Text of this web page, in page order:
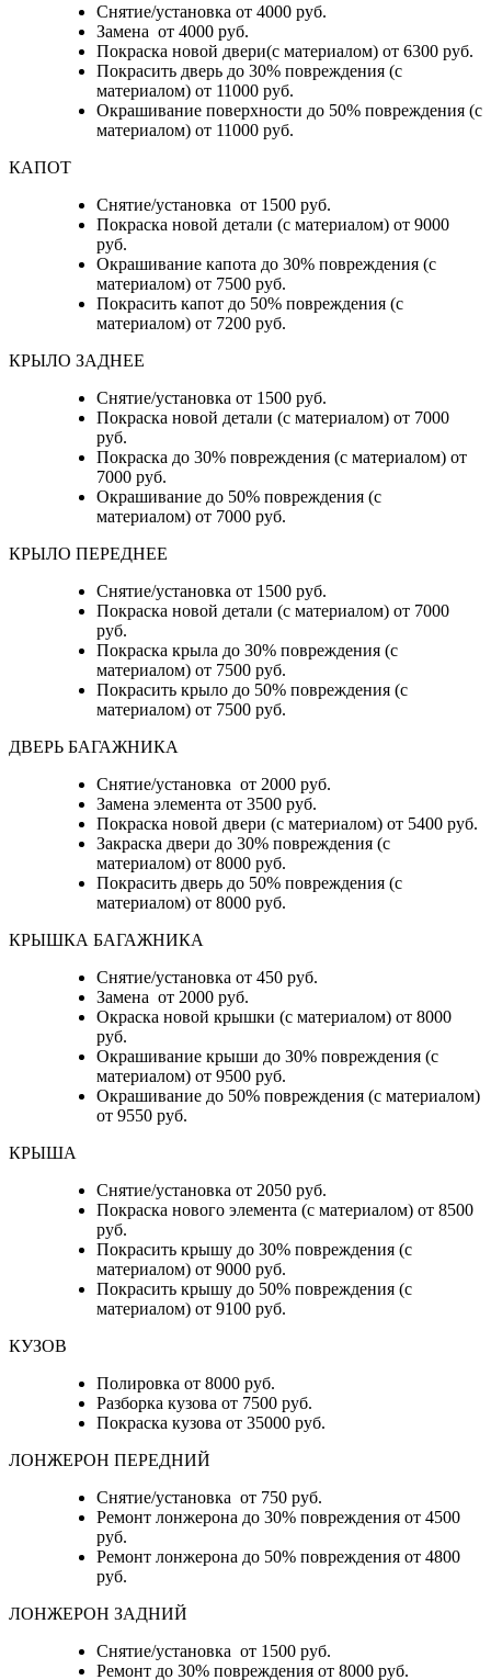
Снятие/установка от 4000 руб.
Замена от 4000 руб.
Покраска новой двери(с материалом) от 6300 руб.
Покрасить дверь до 30% повреждения (с
материалом) от 11000 руб.
Окрашивание поверхности до 50% повреждения (с
материалом) от 11000 руб.
КАПОТ
Снятие/установка от 1500 руб.
Покраска новой детали (с материалом) от 9000
руб.
Окрашивание капота до 30% повреждения (с
материалом) от 7500 руб.
Покрасить капот до 50% повреждения (с
материалом) от 7200 руб.
КРЫЛО ЗАДНЕЕ
Снятие/установка от 1500 руб.
Покраска новой детали (с материалом) от 7000
руб.
Покраска до 30% повреждения (с материалом) от
7000 руб.
Окрашивание до 50% повреждения (с
материалом) от 7000 руб.
КРЫЛО ПЕРЕДНЕЕ
Снятие/установка от 1500 руб.
Покраска новой детали (с материалом) от 7000
руб.
Покраска крыла до 30% повреждения (с
материалом) от 7500 руб.
Покрасить крыло до 50% повреждения (с
материалом) от 7500 руб.
ДВЕРЬ БАГАЖНИКА
Снятие/установка от 2000 руб.
Замена элемента от 3500 руб.
Покраска новой двери (с материалом) от 5400 руб.
Закраска двери до 30% повреждения (с
материалом) от 8000 руб.
Покрасить дверь до 50% повреждения (с
материалом) от 8000 руб.
КРЫШКА БАГАЖНИКА
Снятие/установка от 450 руб.
Замена от 2000 руб.
Окраска новой крышки (с материалом) от 8000
руб.
Окрашивание крыши до 30% повреждения (с
материалом) от 9500 руб.
Окрашивание до 50% повреждения (с материалом)
от 9550 руб.
КРЫША
Снятие/установка от 2050 руб.
Покраска нового элемента (с материалом) от 8500
руб.
Покрасить крышу до 30% повреждения (с
материалом) от 9000 руб.
Покрасить крышу до 50% повреждения (с
материалом) от 9100 руб.
КУЗОВ
Полировка от 8000 руб.
Разборка кузова от 7500 руб.
Покраска кузова от 35000 руб.
ЛОНЖЕРОН ПЕРЕДНИЙ
Снятие/установка от 750 руб.
Ремонт лонжерона до 30% повреждения от 4500
руб.
Ремонт лонжерона до 50% повреждения от 4800
руб.
ЛОНЖЕРОН ЗАДНИЙ
Снятие/установка от 1500 руб.
Ремонт до 30% повреждения от 8000 руб.